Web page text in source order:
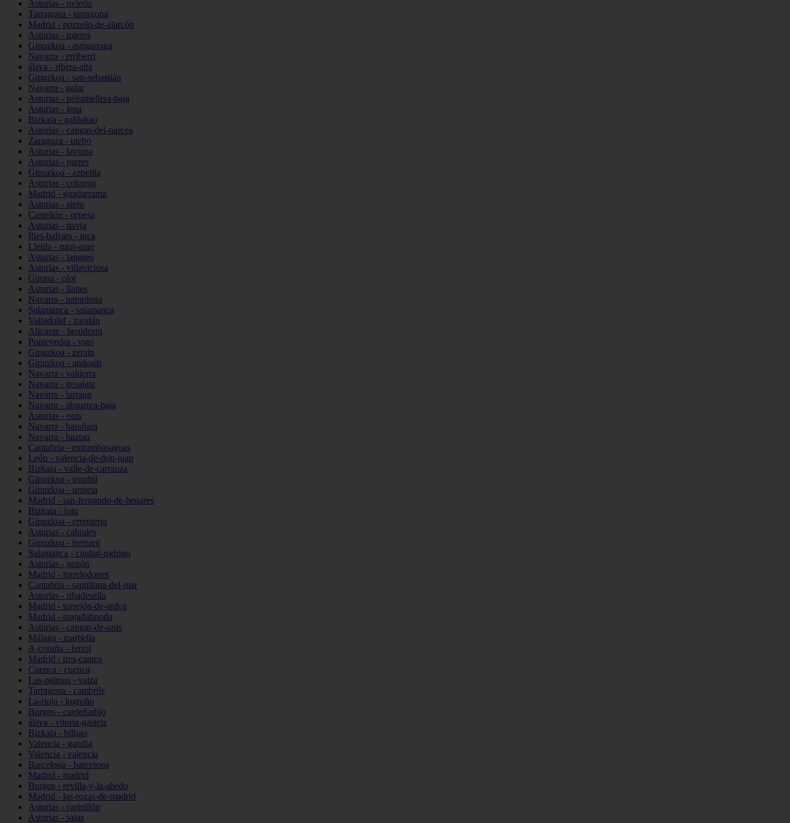
Asturias - oviedo
Tarragona - tarragona
Madrid - pozuelo-de-alarcón
Asturias - mieres
Gipuzkoa - astigarraga
Navarra - erriberri
álava - ribera-alta
Gipuzkoa - san-sebastián
Navarra - galar
Asturias - peñamellera-baja
Asturias - lena
Bizkaia - galdakao
Asturias - cangas-del-narcea
Zaragoza - utebo
Asturias - laviana
Asturias - parres
Gipuzkoa - azpeitia
Asturias - colunga
Madrid - guadarrama
Asturias - siero
Castellón - orpesa
Asturias - navia
Illes-balears - inca
Lleida - naut-aran
Asturias - langreo
Asturias - villaviciosa
Girona - olot
Asturias - llanes
Navarra - pamplona
Salamanca - salamanca
Valladolid - zaratán
Alicante - benidorm
Pontevedra - vigo
Gipuzkoa - zerain
Gipuzkoa - andoain
Navarra - valtierra
Navarra - gesalatz
Navarra - larraun
Navarra - abaurrea-baja
Asturias - onís
Navarra - barañain
Navarra - baztan
Cantabria - entrambasaguas
León - valencia-de-don-juan
Bizkaia - valle-de-carranza
Gipuzkoa - usurbil
Gipuzkoa - urnieta
Madrid - san-fernando-de-henares
Bizkaia - loiu
Gipuzkoa - errenteria
Asturias - cabrales
Gipuzkoa - hernani
Salamanca - ciudad-rodrigo
Asturias - gozón
Madrid - torrelodones
Cantabria - santillana-del-mar
Asturias - ribadesella
Madrid - torrejón-de-ardoz
Madrid - majadahonda
Asturias - cangas-de-onís
Málaga - marbella
A-coruña - ferrol
Madrid - tres-cantos
Cuenca - cuenca
Las-palmas - yaiza
Tarragona - cambrils
La-rioja - logroño
Burgos - cardeñadijo
álava - vitoria-gasteiz
Bizkaia - bilbao
Valencia - gandia
Valencia - valencia
Barcelona - barcelona
Madrid - madrid
Burgos - revilla-y-la-ahedo
Madrid - las-rozas-de-madrid
Asturias - castrillón
Asturias - salas